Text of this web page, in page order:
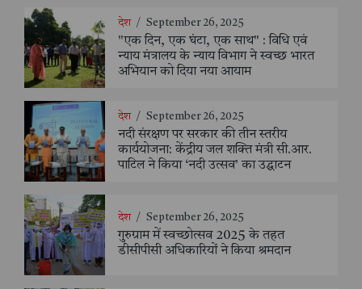
देश / September 26, 2025
"एक दिन, एक घंटा, एक साथ" : विधि एवं
न्याय मंत्रालय के न्याय विभाग ने स्वच्छ भारत
अभियान को दिया नया आयाम
देश / September 26, 2025
नदी संरक्षण पर सरकार की तीन स्तरीय
कार्ययोजना: केंद्रीय जल शक्ति मंत्री सी.आर.
पाटिल ने किया ‘नदी उत्सव’ का उद्घाटन
देश / September 26, 2025
गुरुग्राम में स्वच्छोत्सव 2025 के तहत
डीसीपीसी अधिकारियों ने किया श्रमदान